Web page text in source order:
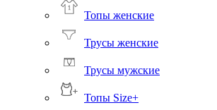
Топы женские
Трусы женские
Трусы мужские
Топы Size+